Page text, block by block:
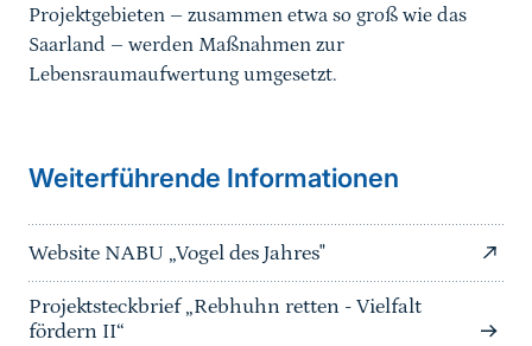
Projektgebieten – zusammen etwa so groß wie das
Saarland – werden Maßnahmen zur
Lebensraumaufwertung umgesetzt.
Weiterführende Informationen
Website NABU „Vogel des Jahres"
Projektsteckbrief „Rebhuhn retten - Vielfalt
fördern II“